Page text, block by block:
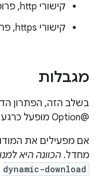
קישורי http, פרוטוקול:
קישורי https, פרוטוקול:
מגבלות
@Option מופעל כרגע רק בתצורת ה-XML הראשית של Tradefed.
אם מפעילים את
מחדל. הכוונה היא
dynamic-download